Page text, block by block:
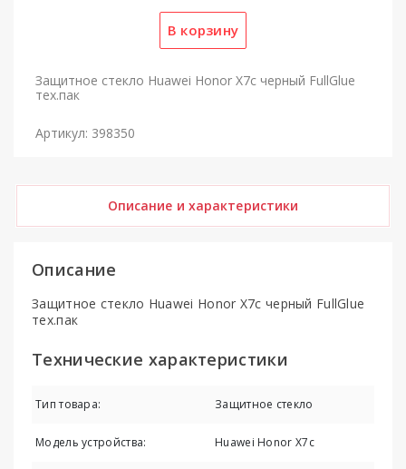
Защитное стекло Huawei Honor X7c черный FullGlue
тех.пак
Артикул: 398350
Описание и характеристики
Описание
Защитное стекло Huawei Honor X7c черный FullGlue
тех.пак
Технические характеристики
Тип товара: Защитное стекло
Модель устройства: Huawei Honor X7c